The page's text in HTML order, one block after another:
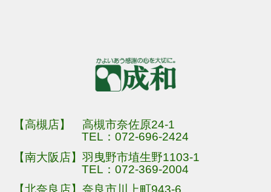
【高槻店】 高槻市奈佐原24-1
TEL：072-696-2424
【南大阪店】羽曳野市埴生野1103-1
TEL：072-369-2004
【北奈良店】奈良市川上町943-6